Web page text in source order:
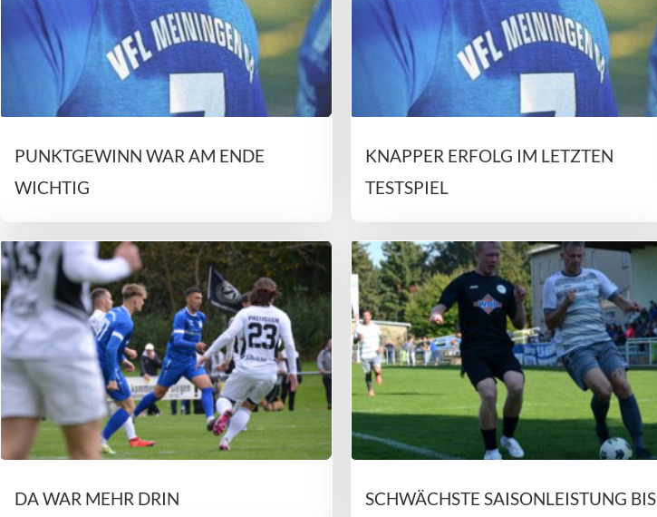
PUNKTGEWINN WAR AM ENDE
WICHTIG
KNAPPER ERFOLG IM LETZTEN
TESTSPIEL
DA WAR MEHR DRIN
SCHWÄCHSTE SAISONLEISTUNG BIS